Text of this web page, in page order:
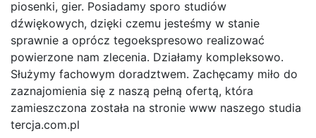
piosenki, gier. Posiadamy sporo studiów
dźwiękowych, dzięki czemu jesteśmy w stanie
sprawnie a oprócz tegoekspresowo realizować
powierzone nam zlecenia. Działamy kompleksowo.
Służymy fachowym doradztwem. Zachęcamy miło do
zaznajomienia się z naszą pełną ofertą, która
zamieszczona została na stronie www naszego studia
tercja.com.pl